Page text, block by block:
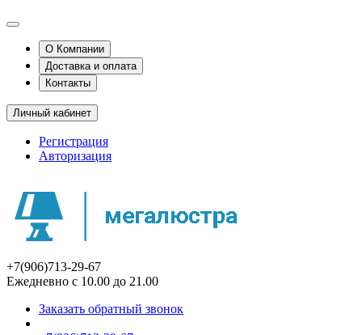
О Компании
Доставка и оплата
Контакты
Личный кабинет
Регистрация
Авторизация
+7(906)713-29-67
Ежедневно с 10.00 до 21.00
Заказать обратный звонок